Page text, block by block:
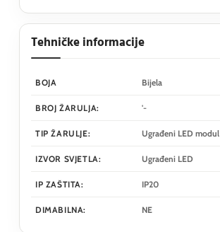
Tehničke informacije
BOJA Bijela
BROJ ŽARULJA: '-
TIP ŽARULJE: Ugrađeni LED modul
IZVOR SVJETLA: Ugrađeni LED
IP ZAŠTITA: IP20
DIMABILNA: NE